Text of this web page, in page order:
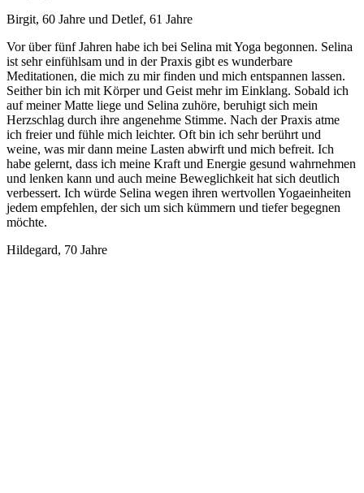
Birgit, 60 Jahre und Detlef, 61 Jahre
Vor über fünf Jahren habe ich bei Selina mit Yoga begonnen. Selina
ist sehr einfühlsam und in der Praxis gibt es wunderbare
Meditationen, die mich zu mir finden und mich entspannen lassen.
Seither bin ich mit Körper und Geist mehr im Einklang. Sobald ich
auf meiner Matte liege und Selina zuhöre, beruhigt sich mein
Herzschlag durch ihre angenehme Stimme. Nach der Praxis atme
ich freier und fühle mich leichter. Oft bin ich sehr berührt und
weine, was mir dann meine Lasten abwirft und mich befreit. Ich
habe gelernt, dass ich meine Kraft und Energie gesund wahrnehmen
und lenken kann und auch meine Beweglichkeit hat sich deutlich
verbessert. Ich würde Selina wegen ihren wertvollen Yogaeinheiten
jedem empfehlen, der sich um sich kümmern und tiefer begegnen
möchte.
Hildegard, 70 Jahre